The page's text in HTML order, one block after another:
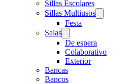
Sillas Escolares
Sillas Multiusos
Festa
Salas
De espera
Colaborativo
Exterior
Bancas
Bancos